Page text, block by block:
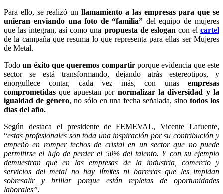
Para ello, se realizó un llamamiento a las empresas para que se
unieran enviando una foto de “familia”del equipo de mujeres
que las integran, así como una propuesta de eslogan con elcartel
de la campaña que resuma lo que representa para ellas ser Mujeres
de Metal.
Todo un éxito que queremos compartir porque evidencia que este
sector se está transformando, dejando atrás estereotipos, y
enorgullece contar, cada vez más, con unas empresas
comprometidas que apuestan por normalizar la diversidad y la
igualdad de género, no sólo en una fecha señalada, sino todos los
días del año.
Según destaca el presidente de FEMEVAL, Vicente Lafuente,
“estas profesionales son toda una inspiración por su contribución y
empeño en romper techos de cristal en un sector que no puede
permitirse el lujo de perder el 50% del talento. Y con su ejemplo
demuestran que en las empresas de la industria, comercio y
servicios del metal no hay límites ni barreras que les impidan
sobresalir y brillar porque están repletas de oportunidades
laborales”.